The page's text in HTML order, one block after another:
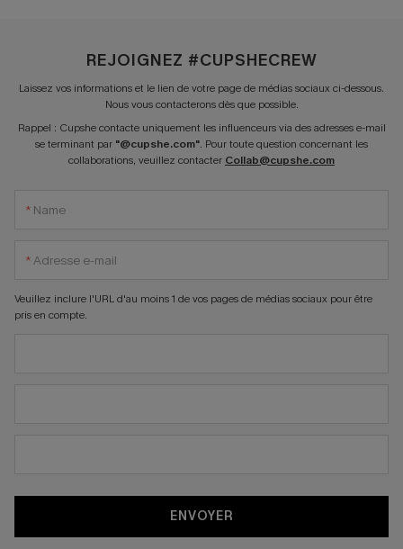
REJOIGNEZ #CUPSHECREW
Laissez vos informations et le lien de votre page de médias sociaux ci-dessous.
Nous vous contacterons dès que possible.
Rappel : Cupshe contacte uniquement les influenceurs via des adresses e-mail
se terminant par "@cupshe.com". Pour toute question concernant les
collaborations, veuillez contacter Collab@cupshe.com
*
*
Veuillez inclure l'URL d'au moins 1 de vos pages de médias sociaux pour être
pris en compte.
ENVOYER